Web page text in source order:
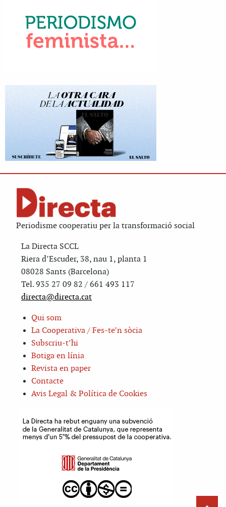
Periodisme cooperatiu per la transformació social
La Directa SCCL
Riera d’Escuder, 38, nau 1, planta 1
08028 Sants (Barcelona)
Tel. 935 27 09 82 / 661 493 117
directa@directa.cat
Qui som
La Cooperativa / Fes-te’n sòcia
Subscriu-t’hi
Botiga en línia
Revista en paper
Contacte
Avis Legal & Política de Cookies